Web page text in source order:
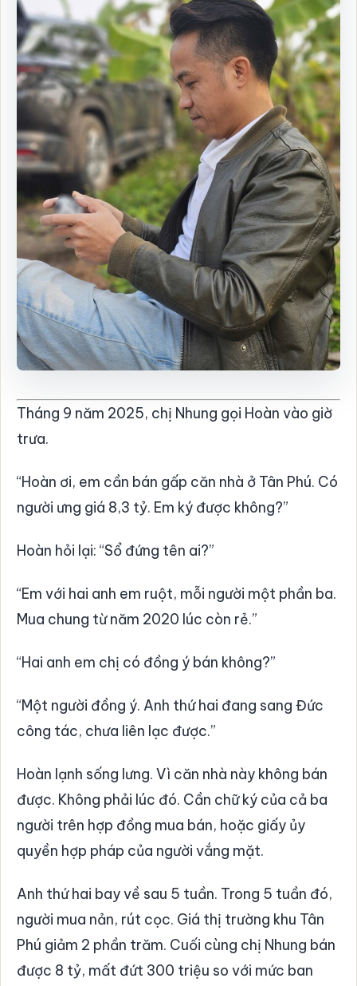
Tháng 9 năm 2025, chị Nhung gọi Hoàn vào giờ
trưa.
“Hoàn ơi, em cần bán gấp căn nhà ở Tân Phú. Có
người ưng giá 8,3 tỷ. Em ký được không?”
Hoàn hỏi lại: “Sổ đứng tên ai?”
“Em với hai anh em ruột, mỗi người một phần ba.
Mua chung từ năm 2020 lúc còn rẻ.”
“Hai anh em chị có đồng ý bán không?”
“Một người đồng ý. Anh thứ hai đang sang Đức
công tác, chưa liên lạc được.”
Hoàn lạnh sống lưng. Vì căn nhà này không bán
được. Không phải lúc đó. Cần chữ ký của cả ba
người trên hợp đồng mua bán, hoặc giấy ủy
quyền hợp pháp của người vắng mặt.
Anh thứ hai bay về sau 5 tuần. Trong 5 tuần đó,
người mua nản, rút cọc. Giá thị trường khu Tân
Phú giảm 2 phần trăm. Cuối cùng chị Nhung bán
được 8 tỷ, mất đứt 300 triệu so với mức ban